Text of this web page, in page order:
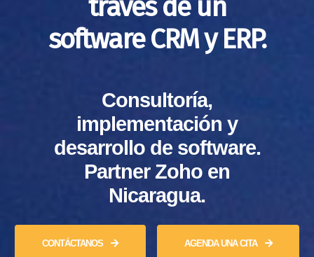
traves de un
software CRM y ERP.
Consultoría,
implementación y
desarrollo de software.
Partner Zoho en
Nicaragua.
CONTÁCTANOS AGENDA UNA CITA